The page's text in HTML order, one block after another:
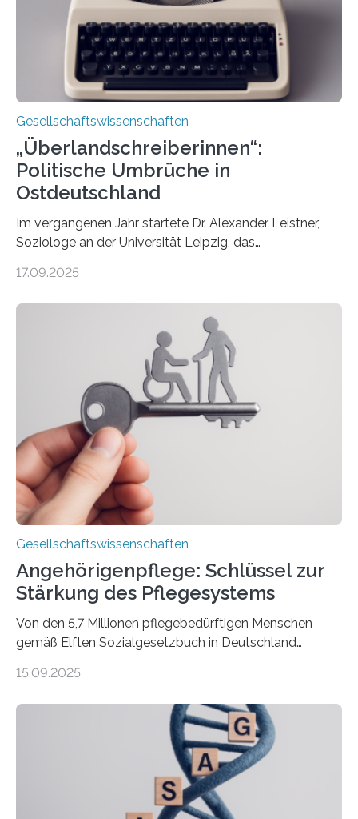
Bildung unterscheidet. Darüber sprechen Veronika
Eufinger und Dr. Kristin Torka…
Gesellschaftswissenschaften
„Überlandschreiberinnen“:
Politische Umbrüche in
Ostdeutschland
Im vergangenen Jahr startete Dr. Alexander Leistner,
Soziologe an der Universität Leipzig, das
across the Country“. Nun ist das „Projektbuch“
Schriftstellerinnen Manja Präkels, Tina Pruschmann und
Barbara Thériault. Es trägt den Titel
„Extremwetterlagen – Reportagen aus einem neuen
Deutschland“ und enthält eine Vielzahl von
zivilgesellschaftlichen Stimmen und Beobachtungen in
ländlichen Regionen. Im Interview spricht Projektleiter
Leistner über die Idee, das Vorgehen und wichtige
Erkenntnisse. Das Buch deute an, „wie…
17.09.2025
Gesellschaftswissenschaften
Angehörigenpflege: Schlüssel zur
Stärkung des Pflegesystems
Von den 5,7 Millionen pflegebedürftigen Menschen
gemäß Elften Sozialgesetzbuch in Deutschland
2050 wird eine Zunahme der Pflegebedürftigen auf 9
Wissenschaftler*innen des Deutschen Zentrums für
Altersfragen, des DIW Berlin und der TU Dortmund
aktuelle Pflegearrangements. Besonderes Augenmerk
wurde auf die Unterschiede zwischen Angehörigen-
und Zugehörigenpflege in und außerhalb des eigenen
Haushalts gelegt. Pflege im eigenen Haushalt richtet
15.09.2025